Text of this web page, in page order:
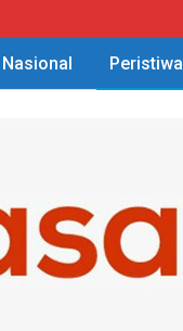
Nasional Peristiwa